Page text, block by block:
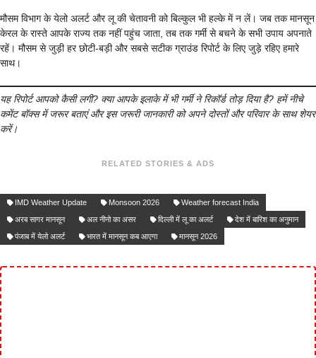
मौसम विभाग के येलो अलर्ट और लू की चेतावनी को बिल्कुल भी हल्के में न लें। जब तक मानसून
केरल के रास्ते आपके राज्य तक नहीं पहुंच जाता, तब तक गर्मी से बचने के सभी उपाय अपनाते
रहें। मौसम से जुड़ी हर छोटी-बड़ी और सबसे सटीक ग्राउंड रिपोर्ट के लिए जुड़े रहिए हमारे
साथ।
यह रिपोर्ट आपको कैसी लगी? क्या आपके इलाके में भी गर्मी ने रिकॉर्ड तोड़ दिया है? हमें नीचे
कमेंट बॉक्स में जरूर बताएं और इस जरूरी जानकारी को अपने दोस्तों और परिवार के साथ शेयर
करें।
RELATED STORIES & ADS
IMD Weather Update Monsoon 2026
Weather forecast India
अरब सागर मानसून
अल नीनो का असर दिल्ली में लू का अलर्ट
देश में बारिश का अनुमान
पंजाब में येलो अलर्ट
भारत में मानसून कब आएगा मानसून 2026